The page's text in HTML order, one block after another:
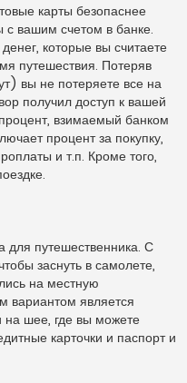
карты безопаснее
с вашим счетом в банке.
которые вы считаете
путешествия. Потеряв
вы не потеряете все на
получил доступ к вашей
взимаемый банком
процент за покупку,
и т.п. Кроме того,
для путешественника. С
заснуть в самолете,
на местную
вариантом является
на шее, где вы можете
карточки и паспорт и